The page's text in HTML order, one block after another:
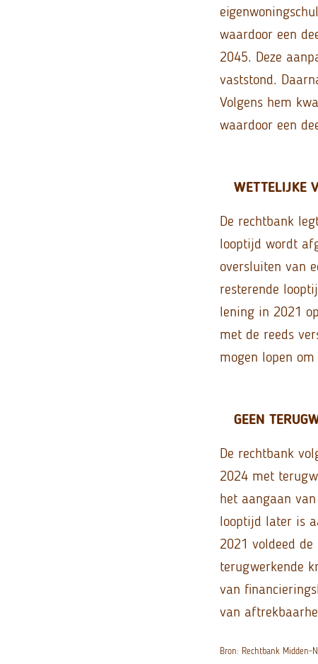
waardoor een
2045. Deze
vaststond.
Volgens hem
waardoor een
WETTELIJKE
De rechtbank
looptijd wordt
oversluiten van
resterende
lening in 2021
met de reeds
mogen lopen
GEEN
De rechtbank
2024 met
het aangaan
looptijd later is
2021 voldeed
terugwerkende
van
van
Bron: Rechtbank Midden-